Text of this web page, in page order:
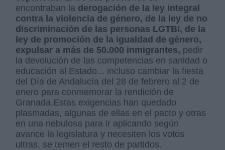
encontraban la derogación de la ley integral
contra la violencia de género, de la ley de no
discriminación de las personas LGTBI, de la
ley de promoción de la igualdad de género,
expulsar a más de 50.000 inmigrantes, pedir
la devolución de las competencias en sanidad o
educación al Estado... incluso cambiar la fiesta
del Día de Andalucía del 28 de febrero al 2 de
enero para conmemorar la rendición de
Granada.Estas exigencias han quedado
plasmadas, algunas de ellas en el pacto y otras
en una nebulosa para ir aplicando según
avance la legislatura y necesiten los votos
ultras, se temen el resto de partidos.